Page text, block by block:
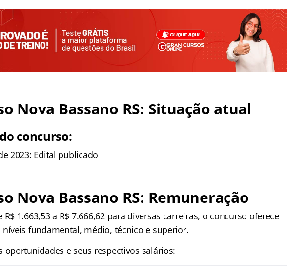
Nova Bassano RS: Situação atual
concurso:
2023: Edital publicado
Nova Bassano RS: Remuneração
1.663,53 a R$ 7.666,62 para diversas carreiras, o concurso oferece
níveis fundamental, médio, técnico e superior.
oportunidades e seus respectivos salários: